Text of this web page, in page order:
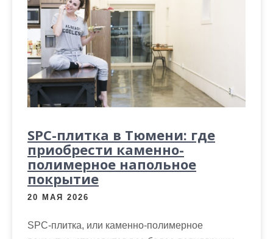
SPC-плитка в Тюмени: где
приобрести каменно-
полимерное напольное
покрытие
20 МАЯ 2026
SPC-плитка, или каменно-полимерное